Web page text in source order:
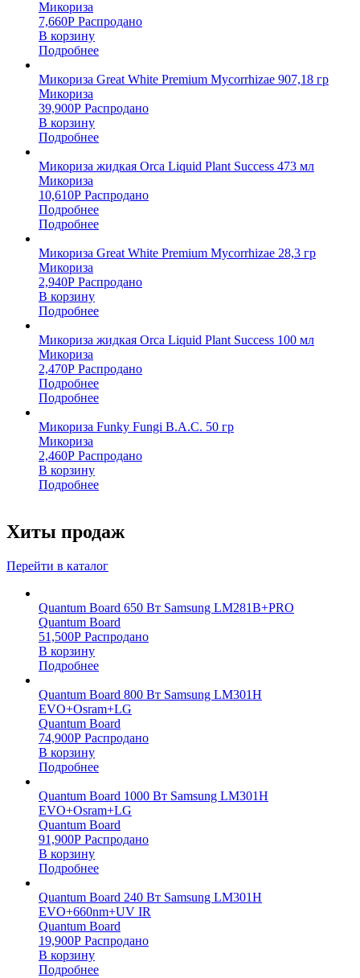
Микориза
7,660Р Распродано
В корзину
Подробнее
Микориза Great White Premium Mycorrhizae 907,18 гр
Микориза
39,900Р Распродано
В корзину
Подробнее
Микориза жидкая Orca Liquid Plant Success 473 мл
Микориза
10,610Р Распродано
Подробнее
Подробнее
Микориза Great White Premium Mycorrhizae 28,3 гр
Микориза
2,940Р Распродано
В корзину
Подробнее
Микориза жидкая Orca Liquid Plant Success 100 мл
Микориза
2,470Р Распродано
Подробнее
Подробнее
Микориза Funky Fungi B.A.C. 50 гр
Микориза
2,460Р Распродано
В корзину
Подробнее
Хиты продаж
Перейти в каталог
Quantum Board 650 Вт Samsung LM281B+PRO
Quantum Board
51,500Р Распродано
В корзину
Подробнее
Quantum Board 800 Вт Samsung LM301H
EVO+Osram+LG
Quantum Board
74,900Р Распродано
В корзину
Подробнее
Quantum Board 1000 Вт Samsung LM301H
EVO+Osram+LG
Quantum Board
91,900Р Распродано
В корзину
Подробнее
Quantum Board 240 Вт Samsung LM301H
EVO+660nm+UV IR
Quantum Board
19,900Р Распродано
В корзину
Подробнее